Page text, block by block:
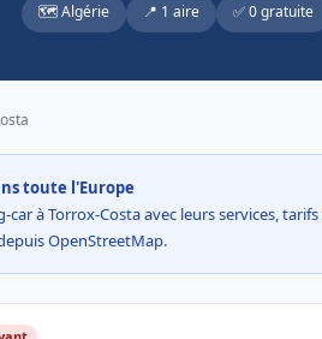
🗺️ Algérie 📍 1 aire ✅ 0 gratuite
toute l'Europe
à Torrox-Costa avec leurs services,
OpenStreetMap.